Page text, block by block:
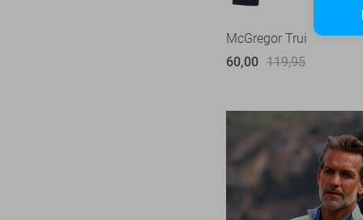
McGregor Trui
60,00 119,95